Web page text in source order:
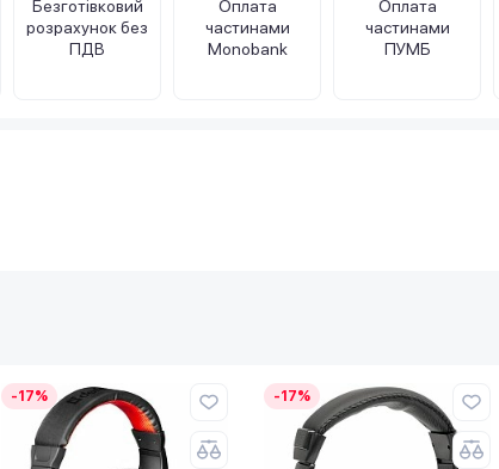
Безготівковий
розрахунок без
ПДВ
Оплата
частинами
Monobank
Оплата
частинами
ПУМБ
-17% -17%